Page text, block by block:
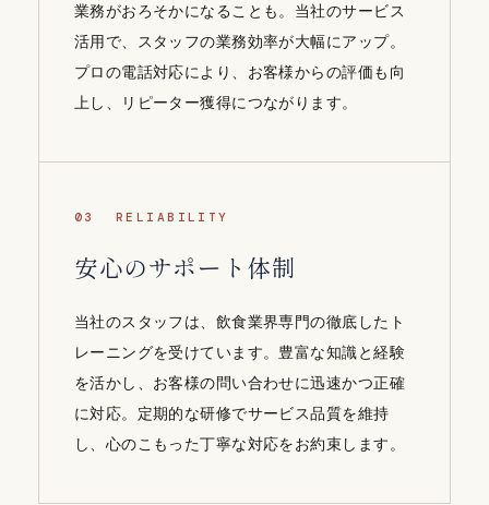
業務がおろそかになることも。当社のサービス
活用で、スタッフの業務効率が大幅にアップ。
プロの電話対応により、お客様からの評価も向
上し、リピーター獲得につながります。
03 RELIABILITY
安心のサポート体制
当社のスタッフは、飲食業界専門の徹底したト
レーニングを受けています。豊富な知識と経験
を活かし、お客様の問い合わせに迅速かつ正確
に対応。定期的な研修でサービス品質を維持
し、心のこもった丁寧な対応をお約束します。